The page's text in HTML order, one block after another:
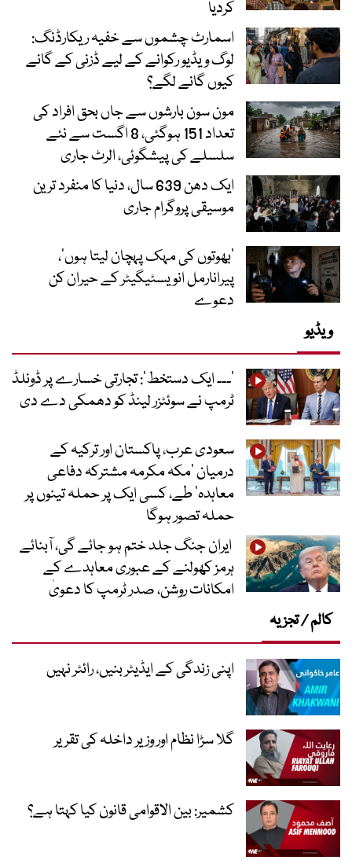
کردیا
اسمارٹ چشموں سے خفیہ ریکارڈنگ:
لوگ ویڈیو رکوانے کے لیے ڈزنی کے گانے
کیوں گانے لگے؟
مون سون بارشوں سے جاں بحق افراد کی
تعداد 151 ہوگئی، 8 اگست سے نئے
سلسلے کی پیشگوئی، الرٹ جاری
ایک دھن 639 سال، دنیا کا منفرد ترین
موسیقی پروگرام جاری
‘بھوتوں کی مہک پہچان لیتا ہوں’،
پیرانارمل انویسٹیگیٹر کے حیران کن
دعوے
ویڈیو
’۔۔۔ ایک دستخط‘: تجارتی خسارے پر ڈونلڈ
ٹرمپ نے سوئٹزر لینڈ کو دھمکی دے دی
سعودی عرب، پاکستان اور ترکیہ کے
درمیان ’مکہ مکرمہ مشترکہ دفاعی
معاہدہ‘ طے، کسی ایک پر حملہ تینوں پر
حملہ تصور ہوگا
ایران جنگ جلد ختم ہو جائے گی، آبنائے
ہرمز کھولنے کے عبوری معاہدے کے
امکانات روشن، صدر ٹرمپ کا دعویٰ
کالم / تجزیہ
اپنی زندگی کے ایڈیٹر بنیں، رائٹر نہیں
گلا سڑا نظام اور وزیر داخلہ کی تقریر
کشمیر: بین الاقوامی قانون کیا کہتا ہے؟